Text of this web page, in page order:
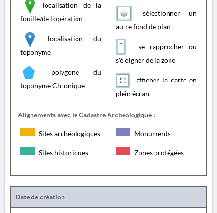
localisation de la
fouille/de l'opération
localisation du
toponyme
polygone du
toponyme Chronique
sélectionner un
autre fond de plan
se rapprocher ou
s'éloigner de la zone
afficher la carte en
plein écran
Alignements avec le Cadastre Archéologique :
Sites archéologiques Monuments
Sites historiques Zones protégées
Date de création